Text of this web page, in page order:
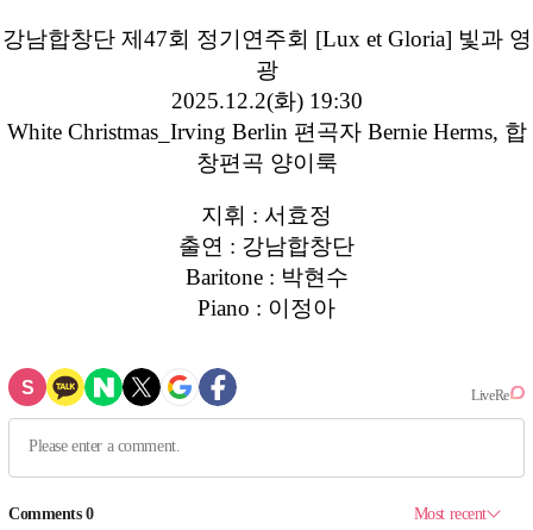
강남합창단 제47회 정기연주회 [Lux et Gloria] 빛과 영
광
2025.12.2(화) 19:30
White Christmas_Irving Berlin 편곡자 Bernie Herms, 합
창편곡 양이룩
지휘 : 서효정
출연 : 강남합창단
Baritone : 박현수
Piano : 이정아